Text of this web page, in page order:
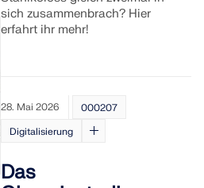
sich zusammenbrach? Hier
erfahrt ihr mehr!
28. Mai 2026
000207
Digitalisierung
Das